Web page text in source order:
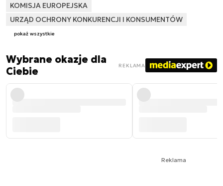
KOMISJA EUROPEJSKA
URZĄD OCHRONY KONKURENCJI I KONSUMENTÓW
pokaż wszystkie
Wybrane okazje dla
Ciebie
REKLAMA
Reklama